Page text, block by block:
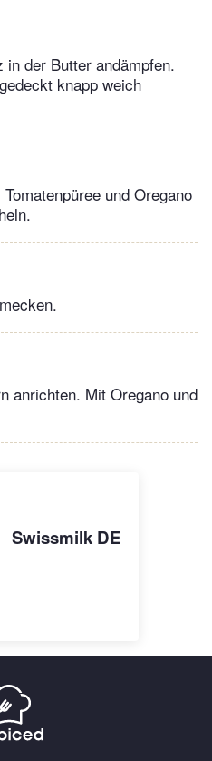
in der Butter andämpfen.
knapp weich
und Oregano
anrichten. Mit Oregano und
Swissmilk DE